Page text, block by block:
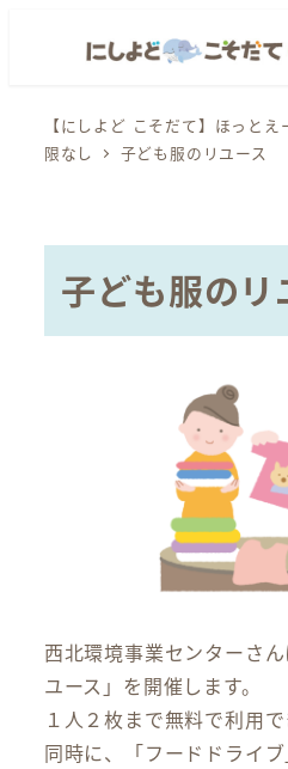
【にしよど こそだて】ほっとえ
限なし
子ども服のリユース
子ども服のリ
西北環境事業センターさ
ユース」を開催します。
１人２枚まで無料で利用で
同時に、「フードドライ